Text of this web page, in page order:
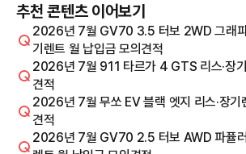
추천 콘텐츠 이어보기
2026년 7월 GV70 3.5 터보 2WD 그래파
기렌트 월 납입금 모의견적
2026년 7월 911 타르가 4 GTS 리스·장
견적
2026년 7월 무쏘 EV 블랙 엣지 리스·장기
견적
2026년 7월 GV70 2.5 터보 AWD 파퓰러